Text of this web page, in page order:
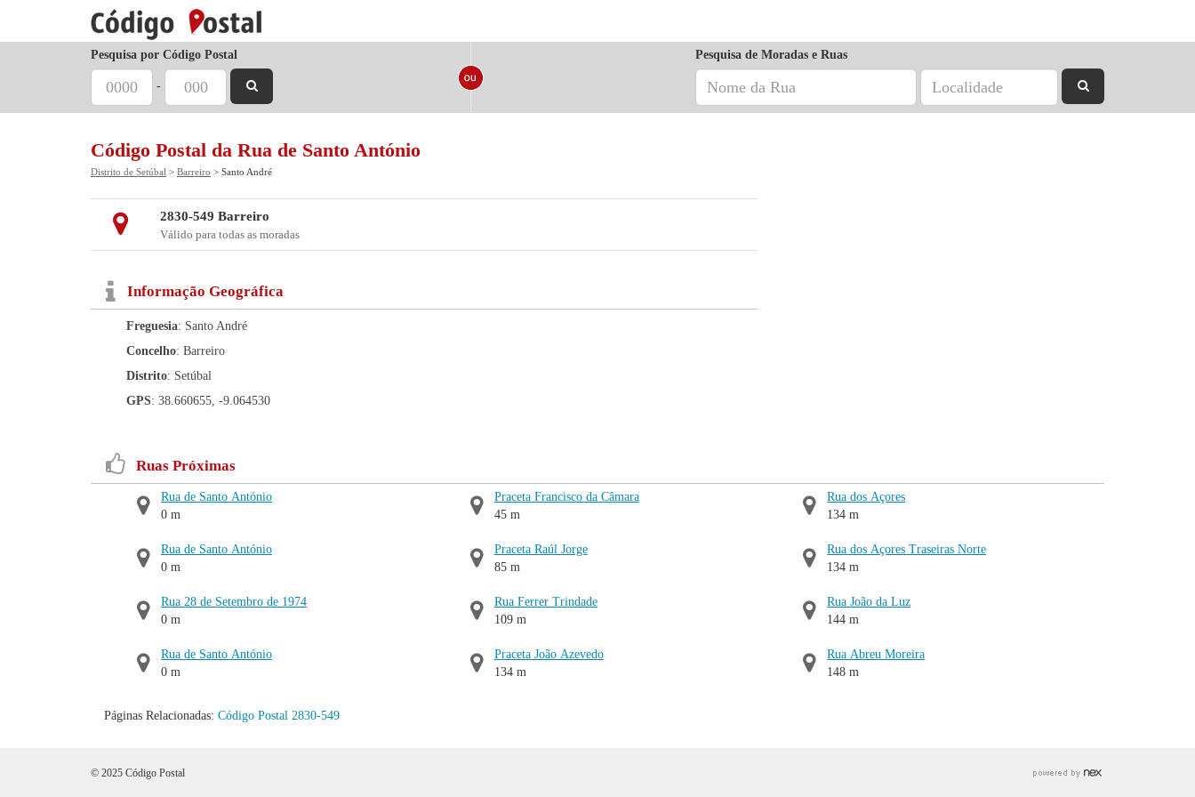
Pesquisa por Código Postal
-
Pesquisa de Moradas e Ruas
Código Postal da Rua de Santo António
Distrito de Setúbal > Barreiro > Santo André
2830-549 Barreiro
Válido para todas as moradas
Informação Geográfica
Freguesia: Santo André
Concelho: Barreiro
Distrito: Setúbal
GPS: 38.660655, -9.064530
Ruas Próximas
Rua de Santo António
0 m
Rua de Santo António
0 m
Rua 28 de Setembro de 1974
0 m
Rua de Santo António
0 m
Praceta Francisco da Câmara
45 m
Praceta Raúl Jorge
85 m
Rua Ferrer Trindade
109 m
Praceta João Azevedo
134 m
Rua dos Açores
134 m
Rua dos Açores Traseiras Norte
134 m
Rua João da Luz
144 m
Rua Abreu Moreira
148 m
Páginas Relacionadas: Código Postal 2830-549
© 2025 Código Postal